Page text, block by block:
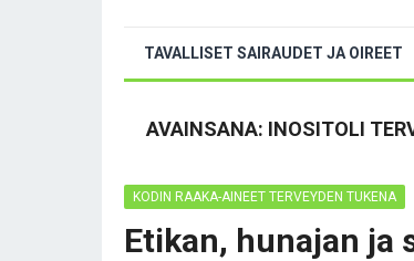
TAVALLISET SAIRAUDET JA OIREET
AVAINSANA: INOSITOLI
KODIN RAAKA-AINEET TERVEYDEN TUKENA
Etikan, hunajan